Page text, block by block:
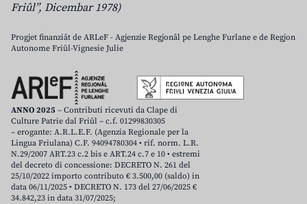
Friûl”, Dicembar 1978)
Progjet finanziât de ARLeF - Agjenzie Regjonâl pe Lenghe Furlane e de Regjon
Autonome Friûl-Vignesie Julie
ANNO 2025 – Contributi ricevuti da Clape di
Culture Patrie dal Friûl – c.f. 01299830305
– erogante: A.R.L.E.F. (Agenzia Regionale per la
Lingua Friulana) C.F. 94094780304 • rif. norm. L.R.
N.29/2007 ART.23 c.2 bis e ART.24 c.7 e 10 • estremi
del decreto di concessione: DECRETO N. 261 del
25/10/2022 importo contributo € 3.500,00 (saldo) in
data 06/11/2025 • DECRETO N. 173 del 27/06/2025 €
34.842,23 in data 31/07/2025;